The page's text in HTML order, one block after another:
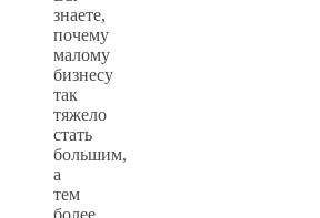
знаете,
почему
малому
бизнесу
так
тяжело
стать
большим,
а
тем
более